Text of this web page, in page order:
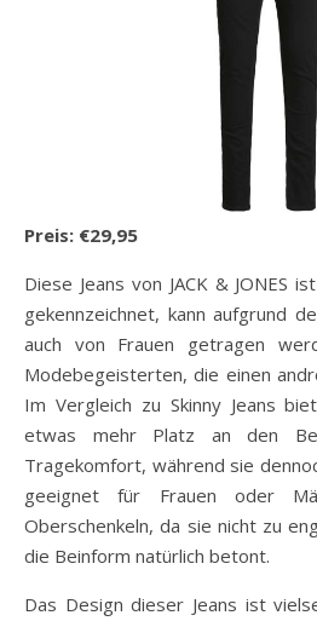
Preis: €29,95
Diese Jeans von JACK & JONES
gekennzeichnet, kann aufgrund
auch von Frauen getragen
Modebegeisterten, die einen
Im Vergleich zu Skinny Jeans
etwas mehr Platz an den
Tragekomfort, während sie
geeignet für Frauen oder
Oberschenkeln, da sie nicht zu
die Beinform natürlich betont.
Das Design dieser Jeans ist